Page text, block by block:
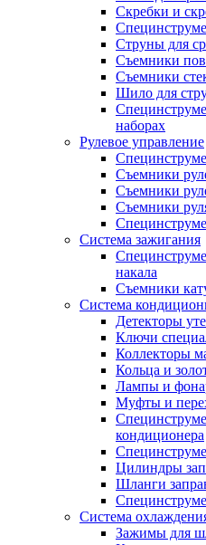
Скребки и
Струны для
Съемники
Съемники
Шило для
наборах
Рулевое управление
Съемники
Съемники
Съемники
Система зажигания
накала
Съемники
Система
Детекторы
Ключи
Коллекторы
Кольца и
Лампы и
Муфты и
кондиционера
Цилиндры
Шланги
Система
Зажимы для